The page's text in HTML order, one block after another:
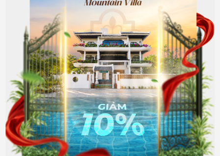
1.200.000
VNĐ 1.080.000
Giá đã bao gồm thuế phí
Sắp hết phòng
Đặt phòng
DELUXE DOUBLE - SMALL WINDOW
Phù hợp cho
1 Giường đôi
Nhìn ra thành phố
Điều hòa không khí
Phòng tắm đứng
Có cửa sổ
WiFi miễn phí